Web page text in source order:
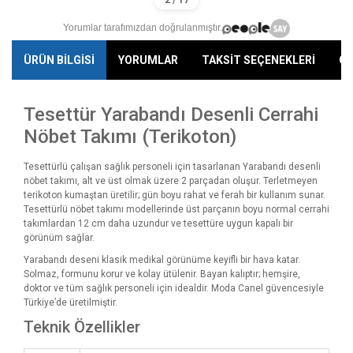
Yorumlar tarafımızdan doğrulanmıştır.
ÜRÜN BİLGİSİ YORUMLAR TAKSİT SEÇENEKLERİ
Tesettür Yarabandı Desenli Cerrahi
Nöbet Takımı (Terikoton)
Tesettürlü çalışan sağlık personeli için tasarlanan Yarabandı desenli
nöbet takımı, alt ve üst olmak üzere 2 parçadan oluşur. Terletmeyen
terikoton kumaştan üretilir; gün boyu rahat ve ferah bir kullanım sunar.
Tesettürlü nöbet takımı modellerinde üst parçanın boyu normal cerrahi
takımlardan 12 cm daha uzundur ve tesettüre uygun kapalı bir
görünüm sağlar.
Yarabandı deseni klasik medikal görünüme keyifli bir hava katar.
Solmaz, formunu korur ve kolay ütülenir. Bayan kalıptır; hemşire,
doktor ve tüm sağlık personeli için idealdir. Moda Canel güvencesiyle
Türkiye’de üretilmiştir.
Teknik Özellikler